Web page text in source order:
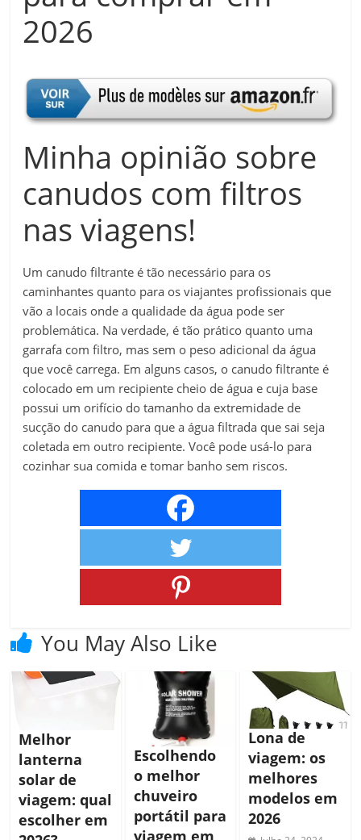
2026
Minha opinião sobre
canudos com filtros
nas viagens!
Um canudo filtrante é tão necessário para os
caminhantes quanto para os viajantes profissionais que
vão a locais onde a qualidade da água pode ser
problemática. Na verdade, é tão prático quanto uma
garrafa com filtro, mas sem o peso adicional da água
que você carrega. Em alguns casos, o canudo filtrante é
colocado em um recipiente cheio de água e cuja base
possui um orifício do tamanho da extremidade de
sucção do canudo para que a água filtrada que sai seja
coletada em outro recipiente. Você pode usá-lo para
cozinhar sua comida e tomar banho sem riscos.
You May Also Like
Melhor
lanterna
solar de
viagem: qual
escolher em
Escolhendo
o melhor
chuveiro
portátil para
viagem em
Lona de
viagem: os
melhores
modelos em
2026